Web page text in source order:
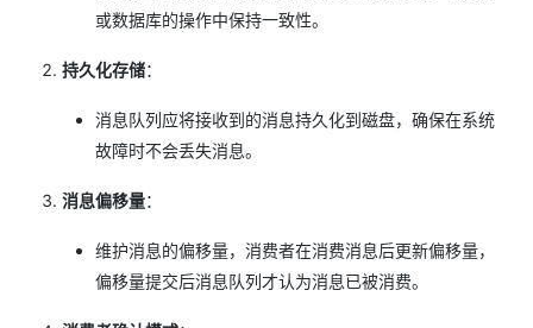
或数据库的操作中保持一致性。
持久化存储：
消息队列应将接收到的消息持久化到磁盘，确保在系统
故障时不会丢失消息。
消息偏移量：
维护消息的偏移量，消费者在消费消息后更新偏移量，
偏移量提交后消息队列才认为消息已被消费。